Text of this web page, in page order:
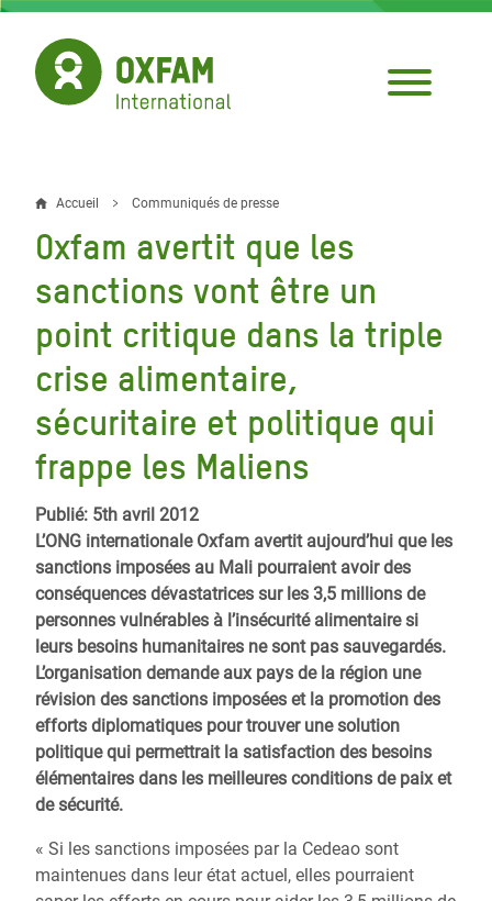
Aller
contenu
principal
Fil
d'Ariane
Accueil Communiqués de presse
Oxfam avertit que les
sanctions vont être un
point critique dans la triple
crise alimentaire,
sécuritaire et politique qui
frappe les Maliens
Publié: 5th avril 2012
L’ONG internationale Oxfam avertit aujourd’hui que les
sanctions imposées au Mali pourraient avoir des
conséquences dévastatrices sur les 3,5 millions de
personnes vulnérables à l’insécurité alimentaire si
leurs besoins humanitaires ne sont pas sauvegardés.
L’organisation demande aux pays de la région une
révision des sanctions imposées et la promotion des
efforts diplomatiques pour trouver une solution
politique qui permettrait la satisfaction des besoins
élémentaires dans les meilleures conditions de paix et
de sécurité.
« Si les sanctions imposées par la Cedeao sont
maintenues dans leur état actuel, elles pourraient